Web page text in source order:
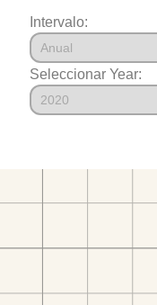
Intervalo:
Seleccionar Year: